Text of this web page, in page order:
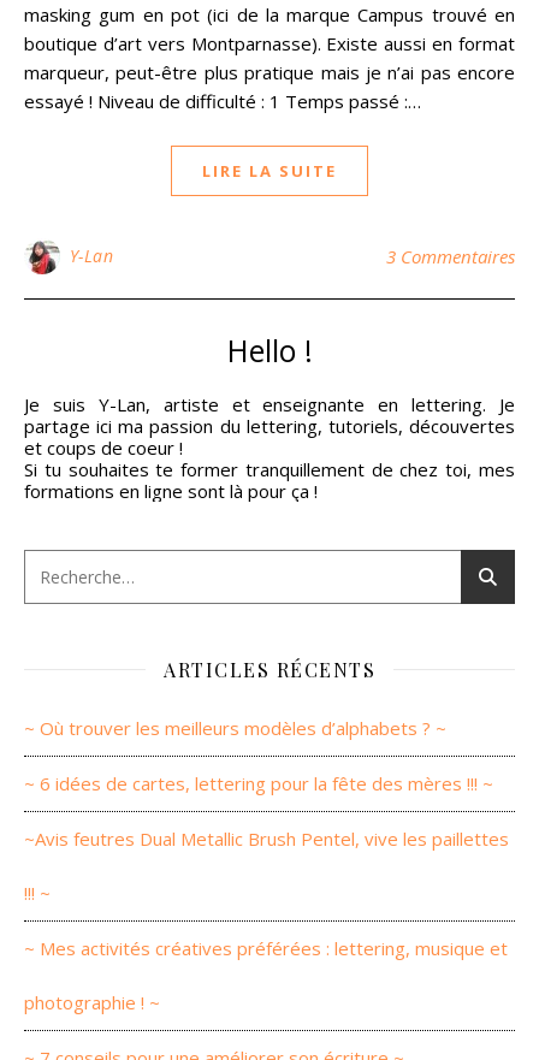
masking gum en pot (ici de la marque Campus trouvé en
boutique d’art vers Montparnasse). Existe aussi en format
marqueur, peut-être plus pratique mais je n’ai pas encore
essayé ! Niveau de difficulté : 1 Temps passé :…
LIRE LA SUITE
Y-Lan 3 Commentaires
Hello !
Je suis Y-Lan, artiste et enseignante en lettering. Je
partage ici ma passion du lettering, tutoriels, découvertes
et coups de coeur !
Si tu souhaites te former tranquillement de chez toi, mes
formations en ligne sont là pour ça !
ARTICLES RÉCENTS
~ Où trouver les meilleurs modèles d’alphabets ? ~
~ 6 idées de cartes, lettering pour la fête des mères !!! ~
~Avis feutres Dual Metallic Brush Pentel, vive les paillettes
!!! ~
~ Mes activités créatives préférées : lettering, musique et
photographie ! ~